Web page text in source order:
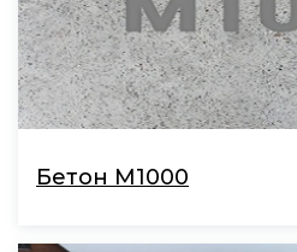
Бетон М1000